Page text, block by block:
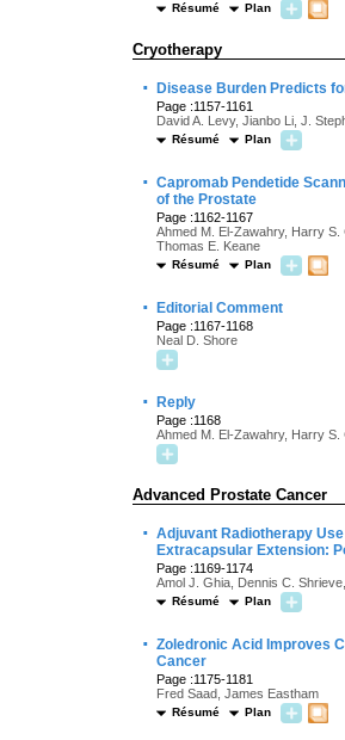
Résumé Plan
Cryotherapy
· Disease Burden Predicts
Page :1157-1161
David A. Levy, Jianbo Li, J.
Résumé Plan
· Capromab Pendetide
of the Prostate
Page :1162-1167
Ahmed M. El-Zawahry, Harry
Thomas E. Keane
Résumé Plan
· Editorial Comment
Page :1167-1168
Neal D. Shore
· Reply
Page :1168
Ahmed M. El-Zawahry, Harry
Advanced Prostate Cancer
· Adjuvant Radiotherapy
Extracapsular Extension:
Page :1169-1174
Amol J. Ghia, Dennis C.
Résumé Plan
· Zoledronic Acid Improves
Cancer
Page :1175-1181
Fred Saad, James Eastham
Résumé Plan